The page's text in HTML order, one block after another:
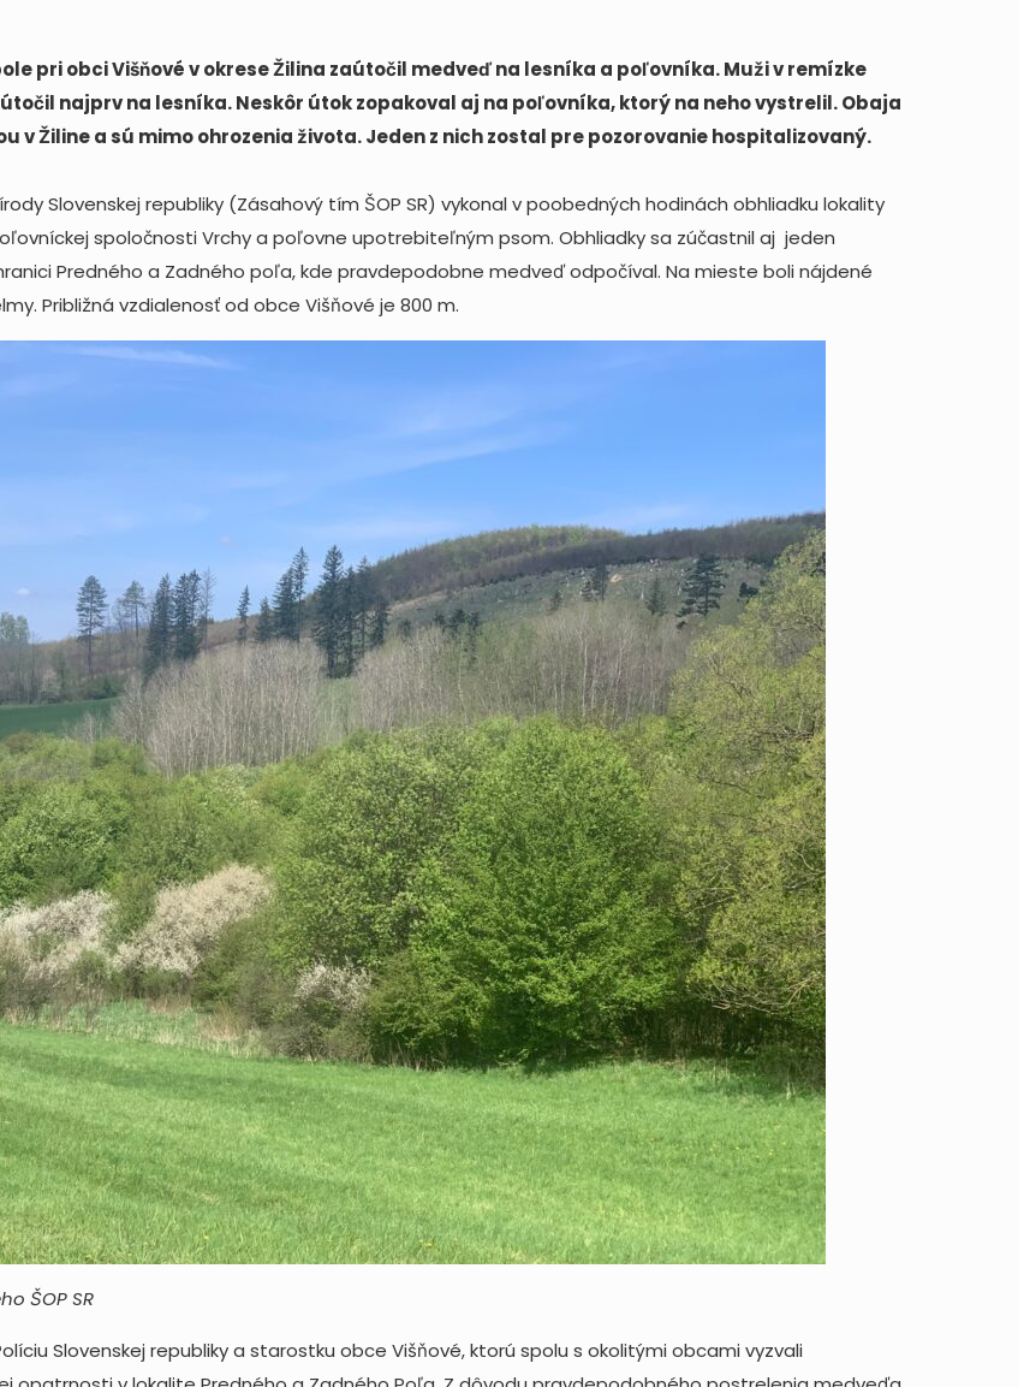
pri obci Višňové v okrese Žilina zaútočil medveď na lesníka a poľovníka. Muži v remízke
najprv na lesníka. Neskôr útok zopakoval aj na poľovníka, ktorý na neho vystrelil. Obaja
v Žiline a sú mimo ohrozenia života. Jeden z nich zostal pre pozorovanie hospitalizovaný.
Slovenskej republiky (Zásahový tím ŠOP SR) vykonal v poobedných hodinách obhliadku lokality
spoločnosti Vrchy a poľovne upotrebiteľným psom. Obhliadky sa zúčastnil aj jeden
Predného a Zadného poľa, kde pravdepodobne medveď odpočíval. Na mieste boli nájdené
Približná vzdialenosť od obce Višňové je 800 m.
ŠOP SR
Slovenskej republiky a starostku obce Višňové, ktorú spolu s okolitými obcami vyzvali